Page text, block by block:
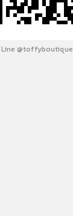
Line @toffyboutique